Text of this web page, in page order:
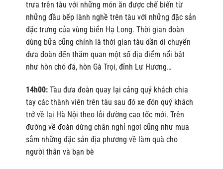
trưa trên tàu với những món ăn được chế biến từ
những đầu bếp lành nghề trên tàu với những đặc sản
đặc trưng của vùng biển Hạ Long. Thời gian đoàn
dùng bữa cũng chính là thời gian tàu dần di chuyển
đưa đoàn đến thăm quan một số địa điểm nổi bật
như hòn chó đá, hòn Gà Trọi, đỉnh Lư Hương…
14h00:Tàu đưa đoàn quay lại cảng quý khách chia
tay các thành viên trên tàu sau đó xe đón quý khách
trở về lại Hà Nội theo lỗi đường cao tốc mới. Trên
đường về đoàn dừng chân nghỉ ngơi cũng như mua
sắm những đặc sản địa phương về làm quà cho
người thân và bạn bè